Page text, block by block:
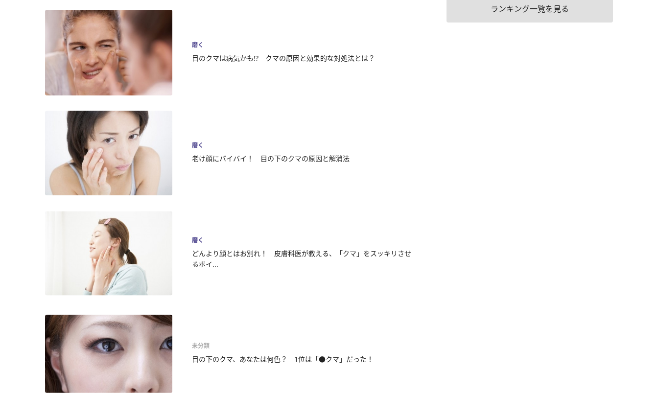
磨く
目のクマは病気かも!? クマの原因と効果的な対処法とは？
磨く
老け顔にバイバイ！ 目の下のクマの原因と解消法
磨く
どんより顔とはお別れ！ 皮膚科医が教える、「クマ」をスッキリさせ
るポイ...
未分類
目の下のクマ、あなたは何色？ 1位は「●クマ」だった！
ランキング一覧を見る